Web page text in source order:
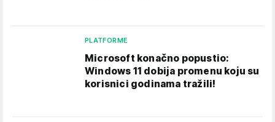
PLATFORME
Microsoft konačno popustio:
Windows 11 dobija promenu koju su
korisnici godinama tražili!